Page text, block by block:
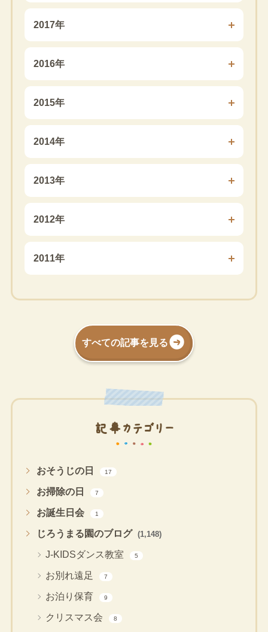
2017年
2016年
2015年
2014年
2013年
2012年
2011年
すべての記事を見る
記事カテゴリー
おそうじの日 17
お掃除の日 7
お誕生日会 1
じろうまる園のブログ (1,148)
J-KIDSダンス教室 5
お別れ遠足 7
お泊り保育 9
クリスマス会 8